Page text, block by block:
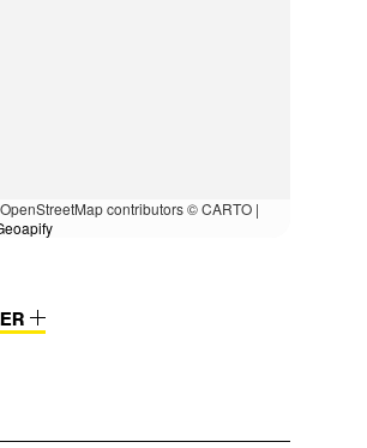
contributors © CARTO |